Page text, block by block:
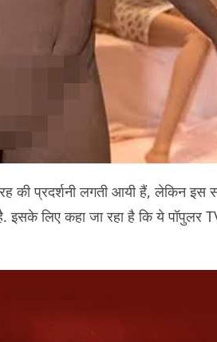
प्रदर्शनी लगती आयी हैं, लेकिन इस
लिए कहा जा रहा है कि ये पॉपुलर